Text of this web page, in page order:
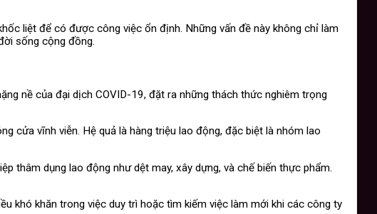
liệt để có được công việc ổn định. Những vấn đề này không chỉ làm
sống cộng đồng.
nề của đại dịch COVID-19, đặt ra những thách thức nghiêm trọng
cửa vĩnh viễn. Hệ quả là hàng triệu lao động, đặc biệt là nhóm lao
thâm dụng lao động như dệt may, xây dựng, và chế biến thực phẩm.
khó khăn trong việc duy trì hoặc tìm kiếm việc làm mới khi các công ty